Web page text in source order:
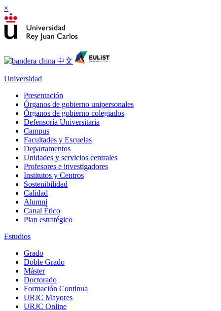
×
Universidad
Presentación
Órganos de gobierno unipersonales
Órganos de gobierno colegiados
Defensoría Universitaria
Campus
Facultades y Escuelas
Departamentos
Unidades y servicios centrales
Profesores e investigadores
Institutos y Centros
Sostenibilidad
Calidad
Alumni
Canal Ético
Plan estratégico
Estudios
Grado
Doble Grado
Máster
Doctorado
Formación Continua
URJC Mayores
URJC Online